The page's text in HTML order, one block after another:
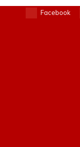
Facebook